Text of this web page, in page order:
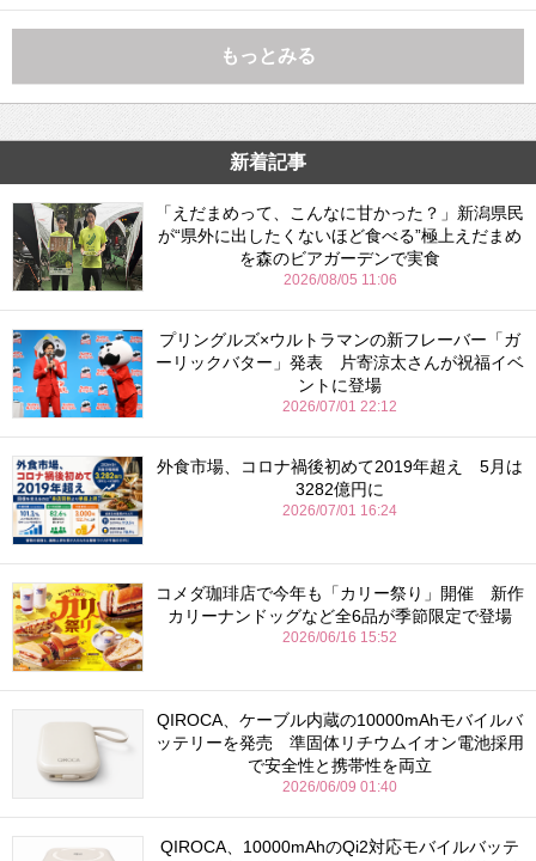
もっとみる
新着記事
「えだまめって、こんなに甘かった？」新潟県民
が“県外に出したくないほど食べる”極上えだまめ
を森のビアガーデンで実食
2026/08/05 11:06
プリングルズ×ウルトラマンの新フレーバー「ガ
ーリックバター」発表 片寄涼太さんが祝福イベ
ントに登場
2026/07/01 22:12
外食市場、コロナ禍後初めて2019年超え 5月は
3282億円に
2026/07/01 16:24
コメダ珈琲店で今年も「カリー祭り」開催 新作
カリーナンドッグなど全6品が季節限定で登場
2026/06/16 15:52
QIROCA、ケーブル内蔵の10000mAhモバイルバ
ッテリーを発売 準固体リチウムイオン電池採用
で安全性と携帯性を両立
2026/06/09 01:40
QIROCA、10000mAhのQi2対応モバイルバッテ